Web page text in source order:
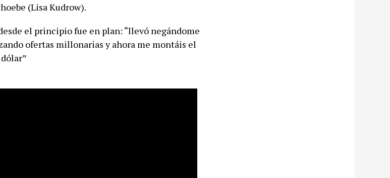
(Lisa Kudrow).
el principio fue en plan: “llevó negándome
ofertas millonarias y ahora me montáis el